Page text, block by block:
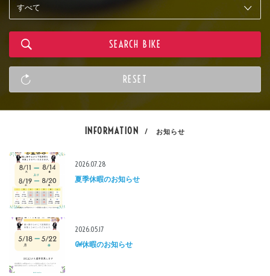
INFORMATION / お知らせ
2026.07.28
夏季休暇のお知らせ
2026.05.17
GW休暇のお知らせ